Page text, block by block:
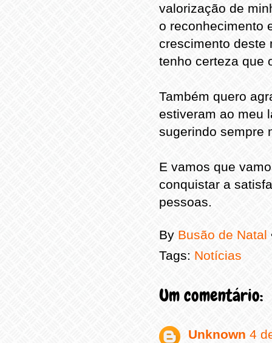
valorização de
o reconhecimento
crescimento deste
tenho certeza que
Também quero
estiveram ao meu
sugerindo sempre
E vamos que
conquistar a
pessoas.
By Busão de Natal
Tags: Notícias
Um comentário:
Unknown 4